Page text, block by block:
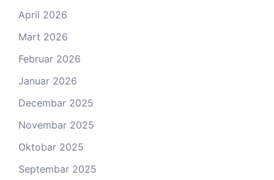
April 2026
Mart 2026
Februar 2026
Januar 2026
Decembar 2025
Novembar 2025
Oktobar 2025
Septembar 2025